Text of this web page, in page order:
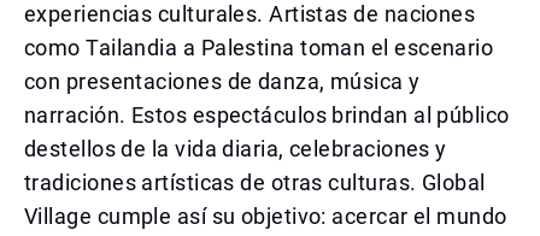
experiencias culturales. Artistas de naciones
como Tailandia a Palestina toman el escenario
con presentaciones de danza, música y
narración. Estos espectáculos brindan al público
destellos de la vida diaria, celebraciones y
tradiciones artísticas de otras culturas. Global
Village cumple así su objetivo: acercar el mundo